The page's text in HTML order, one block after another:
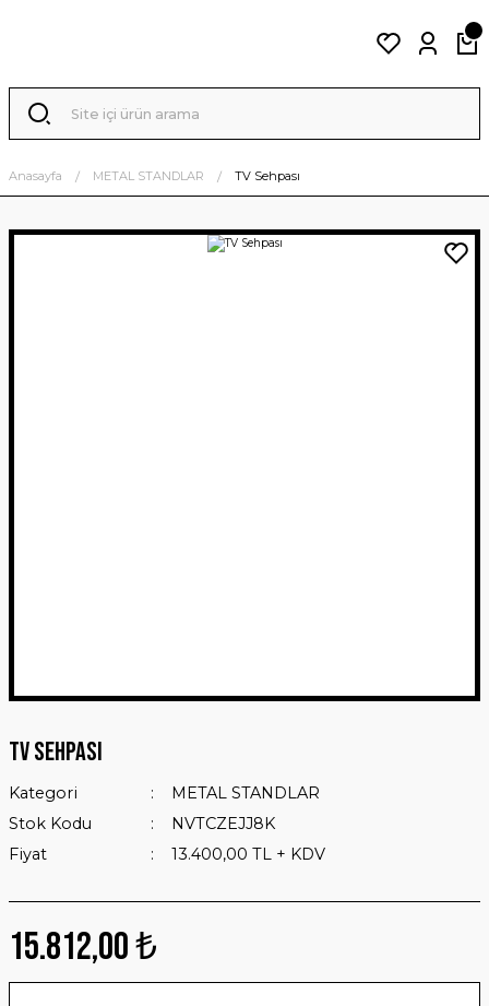
Anasayfa METAL STANDLAR TV Sehpası
TV Sehpası
Kategori
METAL STANDLAR
Stok Kodu
NVTCZEJJ8K
Fiyat
13.400,00 TL + KDV
15.812,00 ₺